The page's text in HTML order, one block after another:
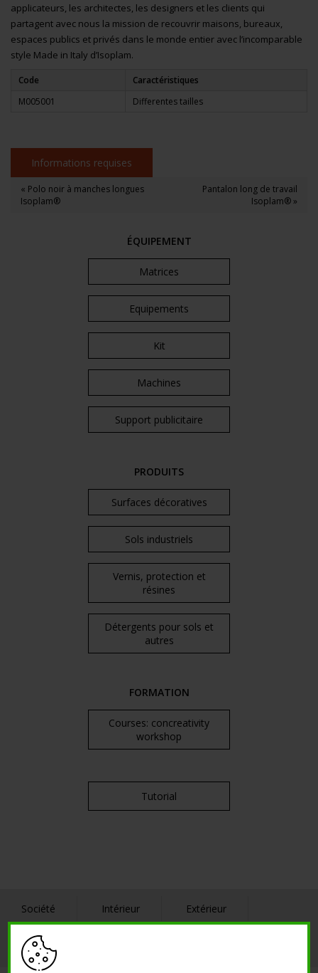
ÉQUIPEMENT
Matrices
Equipements
Kit
Machines
Support publicitaire
PRODUITS
Surfaces décoratives
Sols industriels
Vernis, protection et
résines
Détergents pour sols et
autres
FORMATION
Courses: concreativity
workshop
Tutorial
applicateurs, les architectes, les designers et les clients qui
partagent avec nous la mission de recouvrir maisons, bureaux,
espaces publics et privés dans le monde entier avec l’incomparable
style Made in Italy d’Isoplam.
Code
Caractéristiques
M005001
Differentes tailles
Informations requises
« Polo noir à manches longues
Isoplam®
Pantalon long de travail
Isoplam® »
Société Intérieur Extérieur
Références